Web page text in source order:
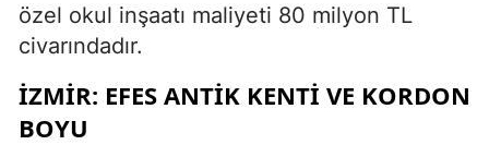
özel okul inşaatı maliyeti 80 milyon TL
civarındadır.
İZMIR: EFES ANTIK KENTI VE KORDON
BOYU